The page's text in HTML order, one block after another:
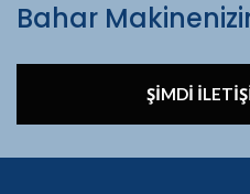
Bahar
ŞIMDI